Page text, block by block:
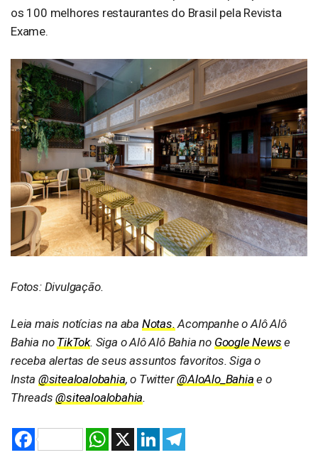
os 100 melhores restaurantes do Brasil pela Revista
Exame.
Fotos: Divulgação.
Leia mais notícias na aba Notas.Acompanhe o Alô Alô
Bahia no TikTok. Siga o Alô Alô Bahia no Google News e
receba alertas de seus assuntos favoritos. Siga o
Insta @sitealoalobahia, o Twitter@AloAlo_Bahia e o
Threads@sitealoalobahia.
WhatsApp LinkedIn